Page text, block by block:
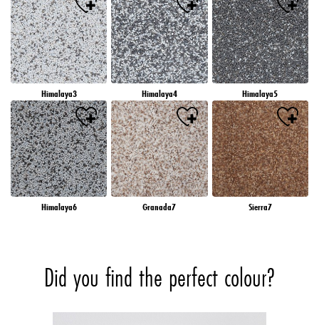
Himalaya3 Himalaya4 Himalaya5
Himalaya6 Granada7 Sierra7
Did you find the perfect colour?